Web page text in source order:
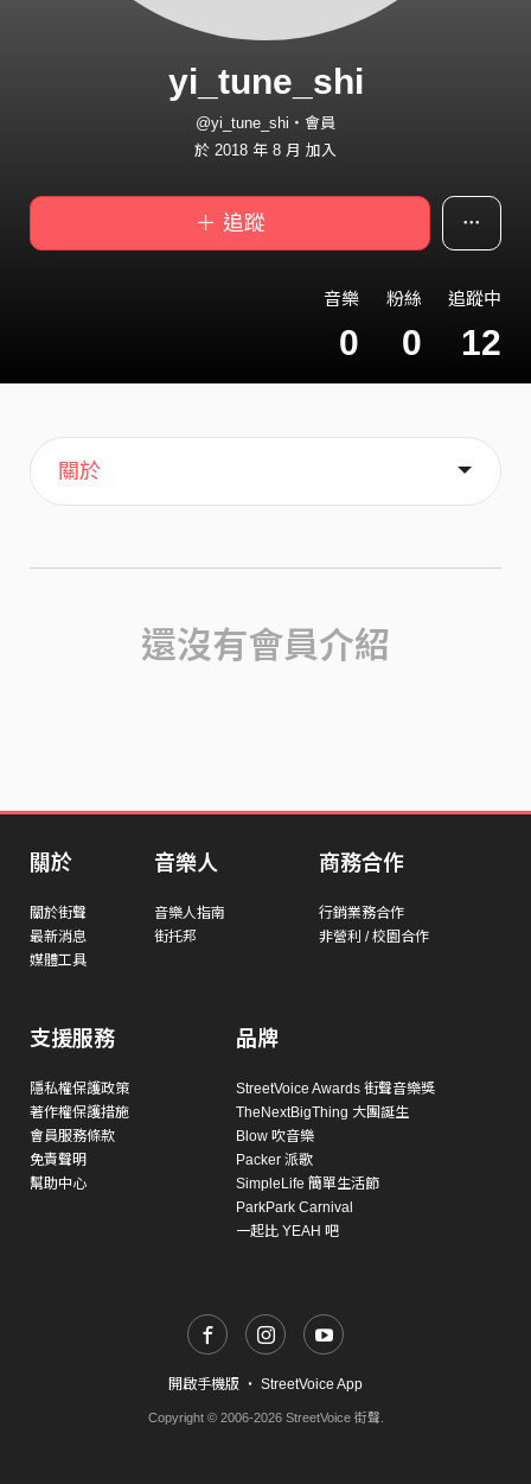
yi_tune_shi
@yi_tune_shi・會員
於 2018 年 8 月 加入
＋ 追蹤
音樂
0
粉絲
0
追蹤中
12
主頁
喜歡
關於
還沒有會員介紹
關於
關於街聲
最新消息
媒體工具
音樂人
音樂人指南
街托邦
商務合作
行銷業務合作
非營利 / 校園合作
支援服務
隱私權保護政策
著作權保護措施
會員服務條款
免責聲明
幫助中心
品牌
StreetVoice Awards 街聲音樂獎
TheNextBigThing 大團誕生
Blow 吹音樂
Packer 派歌
SimpleLife 簡單生活節
ParkPark Carnival
一起比 YEAH 吧
開啟手機版 ・ StreetVoice App
Copyright © 2006-2026 StreetVoice 街聲.